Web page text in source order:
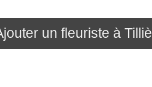
un fleuriste à